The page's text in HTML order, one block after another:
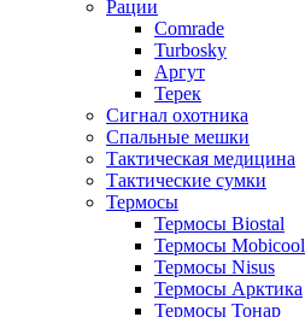
Рации
Comrade
Turbosky
Аргут
Терек
Сигнал охотника
Спальные мешки
Тактическая медицина
Тактические сумки
Термосы
Термосы Biostal
Термосы Mobicool
Термосы Nisus
Термосы Арктика
Термосы Тонар